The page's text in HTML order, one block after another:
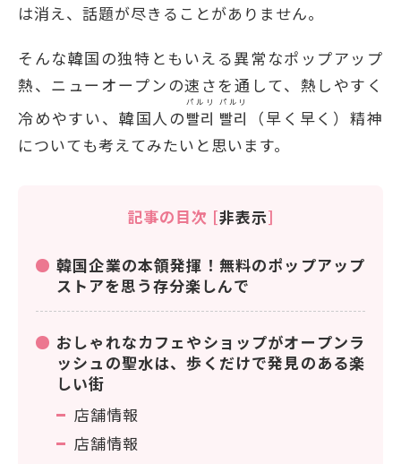
は消え、話題が尽きることがありません。
そんな韓国の独特ともいえる異常なポップアップ
熱、ニューオープンの速さを通して、熱しやすく
冷めやすい、韓国人の빨리 빨리
パルリ パルリ
（早く早く）精神
についても考えてみたいと思います。
記事の目次 [非表示]
韓国企業の本領発揮！無料のポップアップ
ストアを思う存分楽しんで
おしゃれなカフェやショップがオープンラ
ッシュの聖水は、歩くだけで発見のある楽
しい街
店舗情報
店舗情報